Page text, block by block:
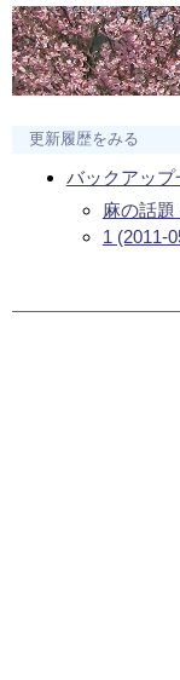
更新履歴をみる
バックアップ
麻の話
1 (2011-